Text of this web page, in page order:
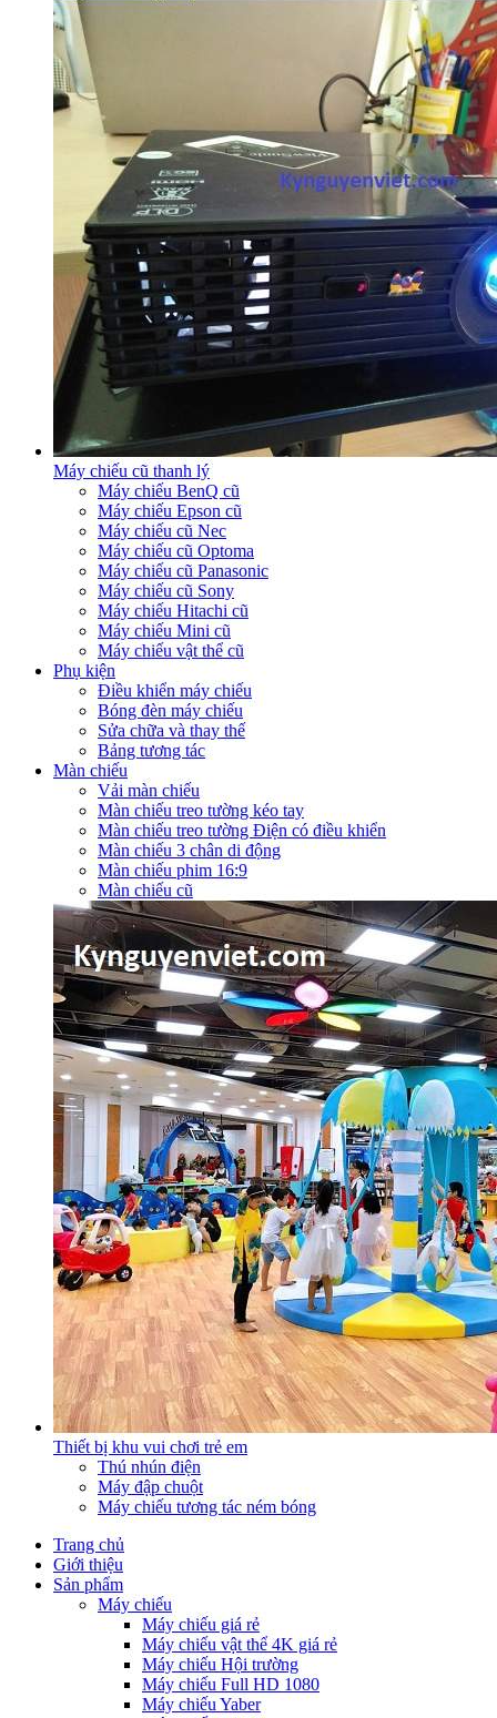
Máy chiếu cũ thanh lý
Máy chiếu BenQ cũ
Máy chiếu Epson cũ
Máy chiếu cũ Nec
Máy chiếu cũ Optoma
Máy chiếu cũ Panasonic
Máy chiếu cũ Sony
Máy chiếu Hitachi cũ
Máy chiếu Mini cũ
Máy chiếu vật thể cũ
Phụ kiện
Điều khiển máy chiếu
Bóng đèn máy chiếu
Sửa chữa và thay thế
Bảng tương tác
Màn chiếu
Vải màn chiếu
Màn chiếu treo tường kéo tay
Màn chiếu treo tường Điện có điều khiển
Màn chiếu 3 chân di động
Màn chiếu phim 16:9
Màn chiếu cũ
Thiết bị khu vui chơi trẻ em
Thú nhún điện
Máy đập chuột
Máy chiếu tương tác ném bóng
Trang chủ
Giới thiệu
Sản phẩm
Máy chiếu
Máy chiếu giá rẻ
Máy chiếu vật thể 4K giá rẻ
Máy chiếu Hội trường
Máy chiếu Full HD 1080
Máy chiếu Yaber